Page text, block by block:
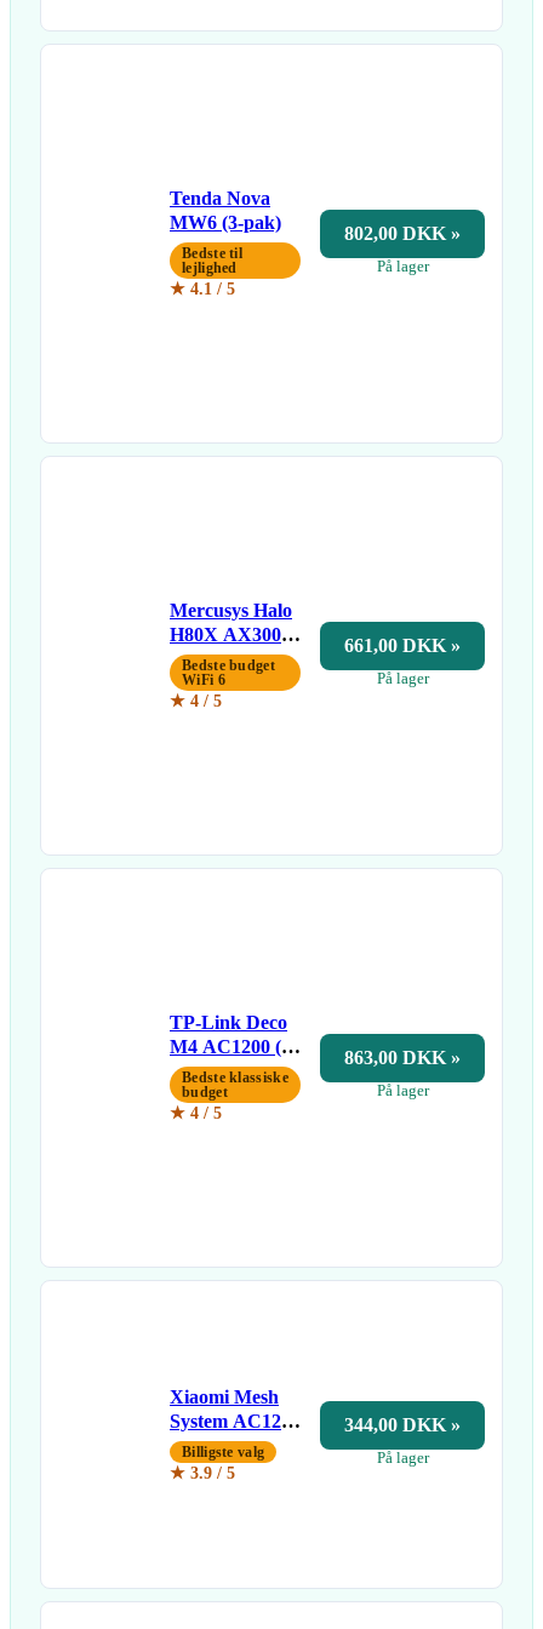
Tenda Nova
MW6 (3-pak)
Bedste til
lejlighed
★ 4.1 / 5
802,00 DKK »
På lager
Mercusys Halo
H80X AX3000
(2-pak)
Bedste budget
WiFi 6
★ 4 / 5
661,00 DKK »
På lager
TP-Link Deco
M4 AC1200 (3-
pak)
Bedste klassiske
budget
★ 4 / 5
863,00 DKK »
På lager
Xiaomi Mesh
System AC1200
(2-pak)
Billigste valg
★ 3.9 / 5
344,00 DKK »
På lager